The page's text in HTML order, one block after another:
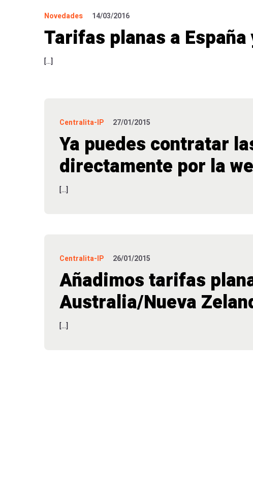
Novedades 14/03/2016
Tarifas planas a
[…]
Centralita-IP 27/01/2015
Ya puedes contratar
directamente por la
[…]
Centralita-IP 26/01/2015
Añadimos tarifas
Australia/Nueva
[…]